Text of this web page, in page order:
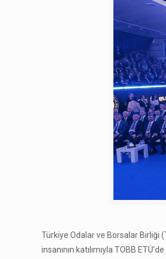
Türkiye Odalar ve Borsalar Birliği
insanının katılımıyla TOBB